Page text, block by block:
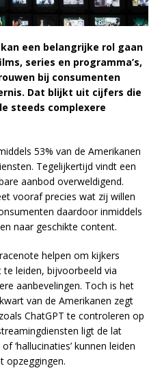
een belangrijke rol gaan
series en programma’s,
bij consumenten
Dat blijkt uit cijfers die
steeds complexere
53% van de Amerikanen
Tegelijkertijd vindt een
aanbod overweldigend.
vooraf precies wat zij willen
daardoor inmiddels
naar geschikte content.
helpen om kijkers
leiden, bijvoorbeeld via
aanbevelingen. Toch is het
van de Amerikanen zegt
ChatGPT te controleren op
ligt de lat
‘hallucinaties’ kunnen leiden
opzeggingen.